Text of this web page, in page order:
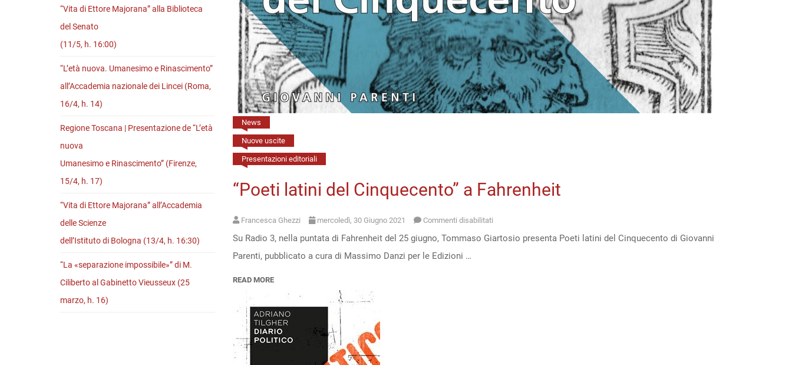
News
Nuove uscite
Presentazioni editoriali
“Poeti latini del Cinquecento” a Fahrenheit
Francesca Ghezzi mercoledì, 30 Giugno 2021 Commenti disabilitati
“Poeti
Su Radio 3, nella puntata di Fahrenheit del 25 giugno, Tommaso Giartosio presenta Poeti latini del Cinquecento di Giovanni
Parenti, pubblicato a cura di Massimo Danzi per le Edizioni …
READ MORE
“Vita di Ettore Majorana” alla Biblioteca
del Senato
(11/5, h. 16:00)
“L’età nuova. Umanesimo e Rinascimento”
all’Accademia nazionale dei Lincei (Roma,
16/4, h. 14)
Regione Toscana | Presentazione de “L’età
nuova
Umanesimo e Rinascimento” (Firenze,
15/4, h. 17)
“Vita di Ettore Majorana” all’Accademia
delle Scienze
dell’Istituto di Bologna (13/4, h. 16:30)
“La «separazione impossibile»” di M.
Ciliberto al Gabinetto Vieusseux (25
marzo, h. 16)